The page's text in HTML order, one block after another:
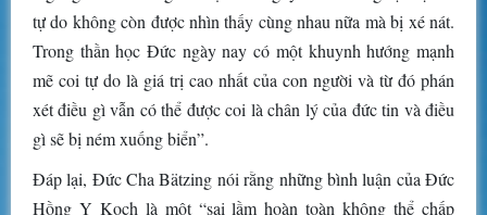
tự do không còn được nhìn thấy cùng nhau nữa mà bị xé nát.
Trong thần học Đức ngày nay có một khuynh hướng mạnh
mẽ coi tự do là giá trị cao nhất của con người và từ đó phán
xét điều gì vẫn có thể được coi là chân lý của đức tin và điều
gì sẽ bị ném xuống biển”.
Đáp lại, Đức Cha Bätzing nói rằng những bình luận của Đức
Hồng Y Koch là một “sai lầm hoàn toàn không thể chấp